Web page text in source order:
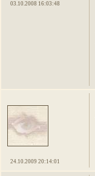
03.10.2008 16:03:48
24.10.2009 20:14:01